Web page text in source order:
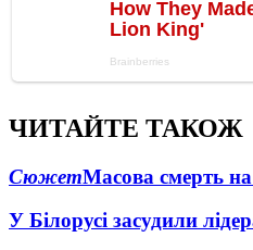
ЧИТАЙТЕ ТАКОЖ
СюжетМасова смерть
У Білорусі засудили